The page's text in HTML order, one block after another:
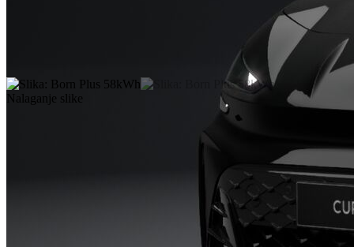
Nalaganje slike